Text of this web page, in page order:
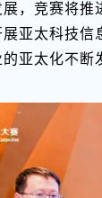
，竞赛将推
亚太科技信
亚太化不断